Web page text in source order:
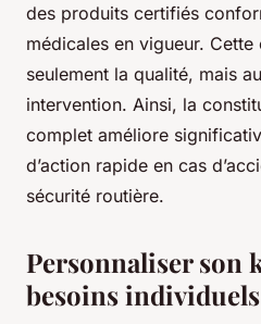
des produits certifiés
médicales en vigueur.
seulement la qualité, mais
intervention. Ainsi, la
complet améliore
d’action rapide en cas
sécurité routière.
Personnaliser son
besoins